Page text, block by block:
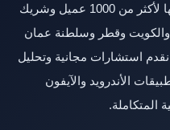
الجوال منذ عام 2014، قدمت خدماتها لأكثر من 1000 عميل وشريك
والكويت وقطر وسلطنة عمان
نقدم استشارات مجانية وتحليل
الأندرويد والآيفون
المتكاملة.